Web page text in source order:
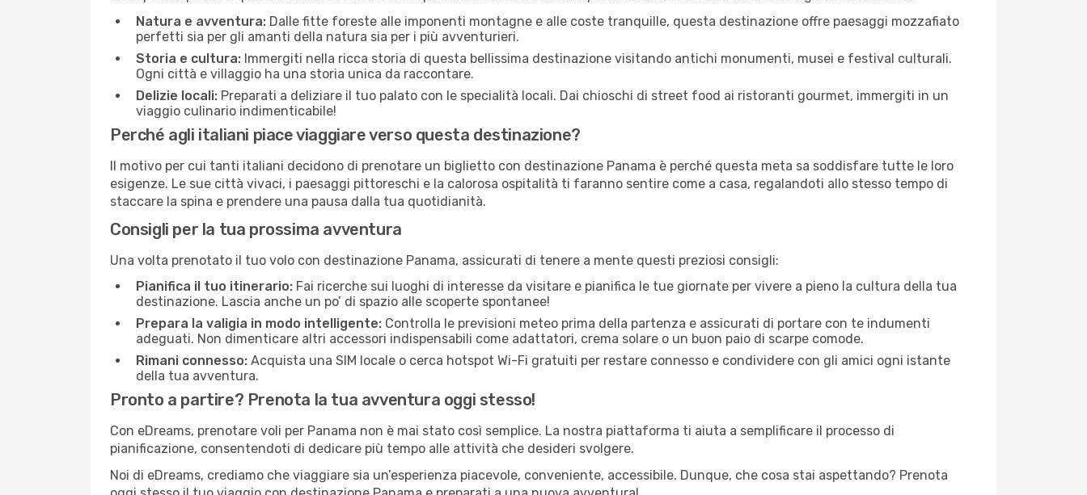
Natura e avventura: Dalle fitte foreste alle imponenti montagne e alle coste tranquille, questa destinazione offre paesaggi mozzafiato
perfetti sia per gli amanti della natura sia per i più avventurieri.
Storia e cultura: Immergiti nella ricca storia di questa bellissima destinazione visitando antichi monumenti, musei e festival culturali.
Ogni città e villaggio ha una storia unica da raccontare.
Delizie locali: Preparati a deliziare il tuo palato con le specialità locali. Dai chioschi di street food ai ristoranti gourmet, immergiti in un
viaggio culinario indimenticabile!
Perché agli italiani piace viaggiare verso questa destinazione?
Il motivo per cui tanti italiani decidono di prenotare un biglietto con destinazione Panama è perché questa meta sa soddisfare tutte le loro
esigenze. Le sue città vivaci, i paesaggi pittoreschi e la calorosa ospitalità ti faranno sentire come a casa, regalandoti allo stesso tempo di
staccare la spina e prendere una pausa dalla tua quotidianità.
Consigli per la tua prossima avventura
Una volta prenotato il tuo volo con destinazione Panama, assicurati di tenere a mente questi preziosi consigli:
Pianifica il tuo itinerario: Fai ricerche sui luoghi di interesse da visitare e pianifica le tue giornate per vivere a pieno la cultura della tua
destinazione. Lascia anche un po’ di spazio alle scoperte spontanee!
Prepara la valigia in modo intelligente: Controlla le previsioni meteo prima della partenza e assicurati di portare con te indumenti
adeguati. Non dimenticare altri accessori indispensabili come adattatori, crema solare o un buon paio di scarpe comode.
Rimani connesso: Acquista una SIM locale o cerca hotspot Wi-Fi gratuiti per restare connesso e condividere con gli amici ogni istante
della tua avventura.
Pronto a partire? Prenota la tua avventura oggi stesso!
Con eDreams, prenotare voli per Panama non è mai stato così semplice. La nostra piattaforma ti aiuta a semplificare il processo di
pianificazione, consentendoti di dedicare più tempo alle attività che desideri svolgere.
Noi di eDreams, crediamo che viaggiare sia un’esperienza piacevole, conveniente, accessibile. Dunque, che cosa stai aspettando? Prenota